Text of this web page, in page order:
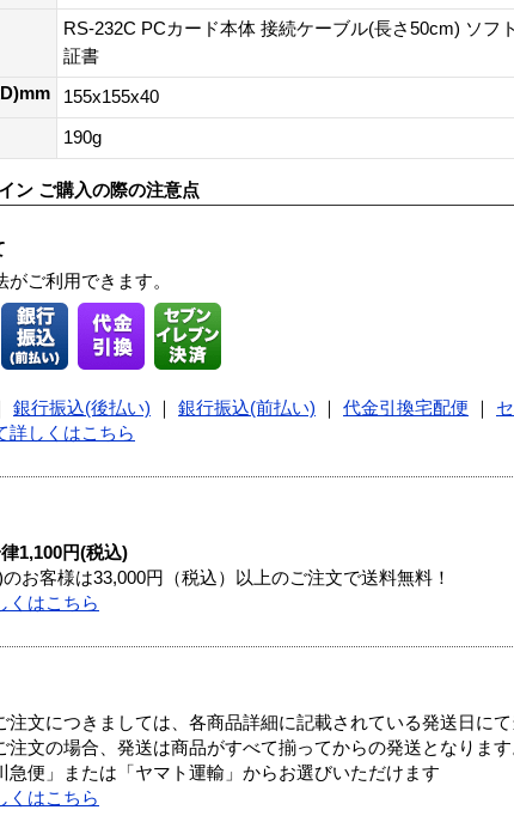
RS-232C PCカード本体 接続ケーブル(長さ50cm) ソフ
証書
155x155x40
190g
ン ご購入の際の注意点
ご利用できます。
銀行振込(後払い) ｜ 銀行振込(前払い) ｜ 代金引換宅配便 ｜
詳しくはこちら
1,100円(税込)
お客様は33,000円（税込）以上のご注文で送料無料！
くはこちら
注文につきましては、各商品詳細に記載されている発送日にて
注文の場合、発送は商品がすべて揃ってからの発送となります
便」または「ヤマト運輸」からお選びいただけます
くはこちら